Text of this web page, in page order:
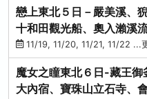
戀上東北５日－嚴美溪、
十和田觀光船、奧入瀨溪
（青森／仙台）
11/19, 11/20, 11/21, 11/22 ...
魔女之瞳東北６日-藏王御
大內宿、寶珠山立石寺、